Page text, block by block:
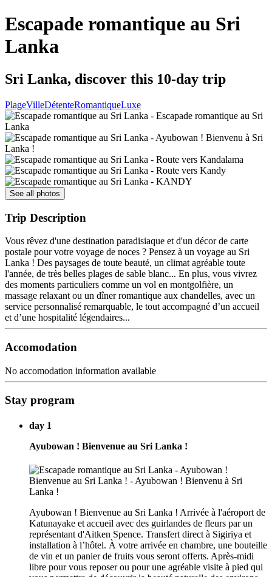
Escapade romantique au Sri
Lanka
Sri Lanka, discover this 10-day trip
PlageVilleDétenteRomantiqueLuxe
See all photos
Trip Description
Vous rêvez d'une destination paradisiaque et d'un décor de carte
postale pour votre voyage de noces ? Pensez à un voyage au Sri
Lanka ! Des paysages de toute beauté, un climat agréable toute
l'année, de très belles plages de sable blanc... En plus, vous vivrez
des moments particuliers comme un vol en montgolfière, un
massage relaxant ou un dîner romantique aux chandelles, avec un
service personnalisé remarquable, le tout accompagné d’un accueil
et d’une hospitalité légendaires...
Accomodation
No accomodation information available
Stay program
day 1
Ayubowan ! Bienvenue au Sri Lanka !
Ayubowan ! Bienvenue au Sri Lanka ! Arrivée à l'aéroport de
Katunayake et accueil avec des guirlandes de fleurs par un
représentant d'Aitken Spence. Transfert direct à Sigiriya et
installation à l’hôtel. À votre arrivée en chambre, une bouteille
de vin et un panier de fruits vous seront offerts. Après-midi
libre pour vous reposer ou pour une agréable visite à pied qui